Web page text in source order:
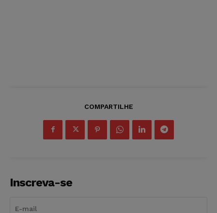
COMPARTILHE
Inscreva-se